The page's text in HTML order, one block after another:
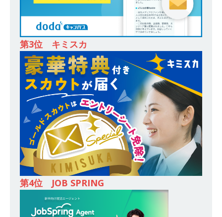
[ 2026年5月13日 ]
【 28卒 ｜ 建築プロセスの一
部を体験できるイベント開催 】香川・大阪勤務
｜ 四国・関東エリアで圧倒的な存在感を誇る総
合建設会社（ゼネコン） ｜ 充実の福利厚生・資
格手当・資格取得支援制度あり ｜ 年間休日123
日 ｜ 創立以来74年間黒字経営 ｜ 合田工務店
体育会積極採用企業
[ 2026年5月12日 ]
【 28卒 ｜ 愛知勤務・転勤な
し 】 自動車生産に欠かせない部品を独自のノウ
ハウで素材から生産まで国内で唯一一貫生産する
鋼材加工メーカー ｜ 幅広くマルチに活躍する人
財に成長することが可能 ｜ 住宅手当有 ｜ スチー
体育会積極採用企業
第3位 キミスカ
第4位 JOB SPRING